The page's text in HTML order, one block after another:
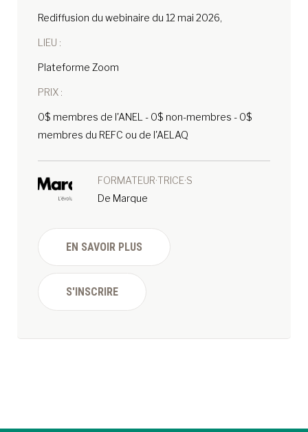
Rediffusion du webinaire du 12 mai 2026,
LIEU :
Plateforme Zoom
PRIX :
0$ membres de l'ANEL - 0$ non-membres - 0$
membres du REFC ou de l'AELAQ
FORMATEUR·TRICE·S
De Marque
EN SAVOIR PLUS
S'INSCRIRE